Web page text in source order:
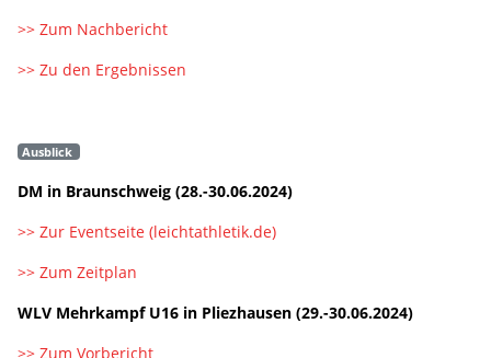
>> Zum Nachbericht
>> Zu den Ergebnissen
Ausblick
DM in Braunschweig (28.-30.06.2024)
>> Zur Eventseite (leichtathletik.de)
>> Zum Zeitplan
WLV Mehrkampf U16 in Pliezhausen (29.-30.06.2024)
>> Zum Vorbericht